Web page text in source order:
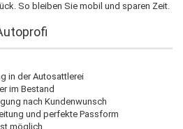
So bleiben Sie mobil und sparen Zeit.
in der Autosattlerei
im Bestand
nach Kundenwunsch
und perfekte Passform
möglich